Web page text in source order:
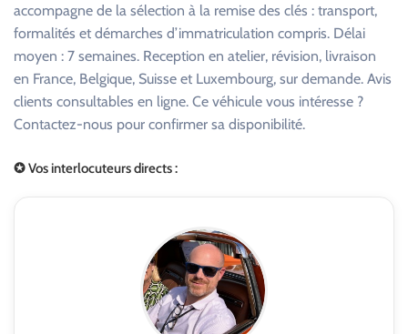
accompagne de la sélection à la remise des clés : transport,
formalités et démarches d’immatriculation compris. Délai
moyen : 7 semaines. Reception en atelier, révision, livraison
en France, Belgique, Suisse et Luxembourg, sur demande. Avis
clients consultables en ligne. Ce véhicule vous intéresse ?
Contactez-nous pour confirmer sa disponibilité.
✪ Vos interlocuteurs directs :